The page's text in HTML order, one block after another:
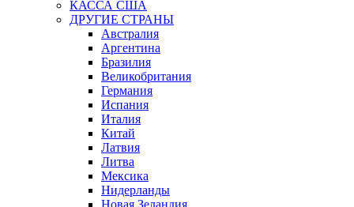
КАССА США
ДРУГИЕ СТРАНЫ
Австралия
Аргентина
Бразилия
Великобритания
Германия
Испания
Италия
Китай
Латвия
Литва
Мексика
Нидерланды
Новая Зеландия